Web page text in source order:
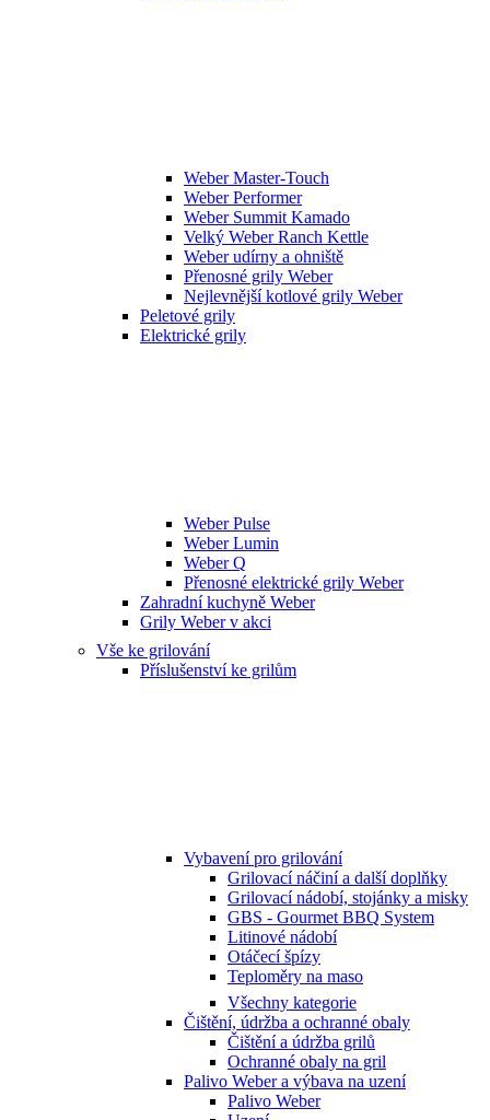
Weber Master-Touch
Weber Performer
Weber Summit Kamado
Velký Weber Ranch Kettle
Weber udírny a ohniště
Přenosné grily Weber
Nejlevnější kotlové grily Weber
Peletové grily
Elektrické grily
Weber Pulse
Weber Lumin
Weber Q
Přenosné elektrické grily Weber
Zahradní kuchyně Weber
Grily Weber v akci
Vše ke grilování
Příslušenství ke grilům
Vybavení pro grilování
Grilovací náčiní a další doplňky
Grilovací nádobí, stojánky a misky
GBS - Gourmet BBQ System
Litinové nádobí
Otáčecí špízy
Teploměry na maso
Všechny kategorie
Čištění, údržba a ochranné obaly
Čištění a údržba grilů
Ochranné obaly na gril
Palivo Weber a výbava na uzení
Palivo Weber